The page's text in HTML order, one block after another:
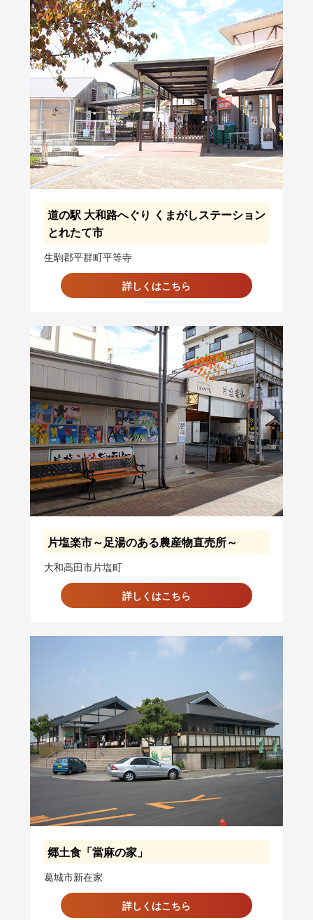
道の駅 大和路へぐり くまがしステーション
とれたて市
生駒郡平群町平等寺
詳しくはこちら
片塩楽市～足湯のある農産物直売所～
大和高田市片塩町
詳しくはこちら
郷土食「當麻の家」
葛城市新在家
詳しくはこちら